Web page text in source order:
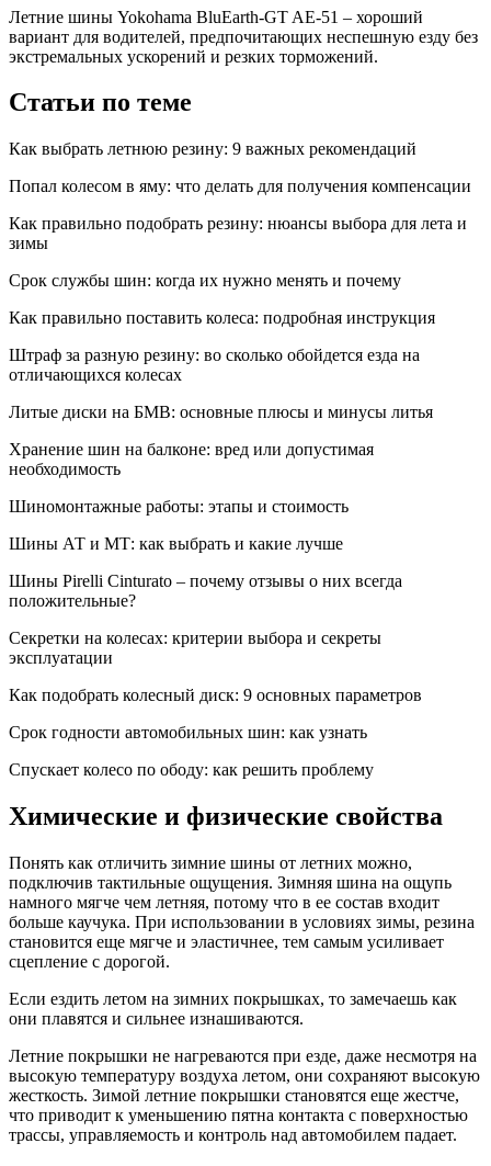
Летние шины Yokohama BluEarth-GT AE-51 – хороший
вариант для водителей, предпочитающих неспешную езду без
экстремальных ускорений и резких торможений.
Статьи по теме
Как выбрать летнюю резину: 9 важных рекомендаций
Попал колесом в яму: что делать для получения компенсации
Как правильно подобрать резину: нюансы выбора для лета и
зимы
Срок службы шин: когда их нужно менять и почему
Как правильно поставить колеса: подробная инструкция
Штраф за разную резину: во сколько обойдется езда на
отличающихся колесах
Литые диски на БМВ: основные плюсы и минусы литья
Хранение шин на балконе: вред или допустимая
необходимость
Шиномонтажные работы: этапы и стоимость
Шины АТ и МТ: как выбрать и какие лучше
Шины Pirelli Cinturato – почему отзывы о них всегда
положительные?
Секретки на колесах: критерии выбора и секреты
эксплуатации
Как подобрать колесный диск: 9 основных параметров
Срок годности автомобильных шин: как узнать
Спускает колесо по ободу: как решить проблему
Химические и физические свойства
Понять как отличить зимние шины от летних можно,
подключив тактильные ощущения. Зимняя шина на ощупь
намного мягче чем летняя, потому что в ее состав входит
больше каучука. При использовании в условиях зимы, резина
становится еще мягче и эластичнее, тем самым усиливает
сцепление с дорогой.
Если ездить летом на зимних покрышках, то замечаешь как
они плавятся и сильнее изнашиваются.
Летние покрышки не нагреваются при езде, даже несмотря на
высокую температуру воздуха летом, они сохраняют высокую
жесткость. Зимой летние покрышки становятся еще жестче,
что приводит к уменьшению пятна контакта с поверхностью
трассы, управляемость и контроль над автомобилем падает.